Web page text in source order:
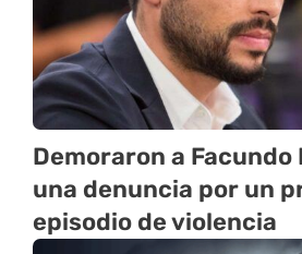
Demoraron a
una denuncia por un
episodio de violencia